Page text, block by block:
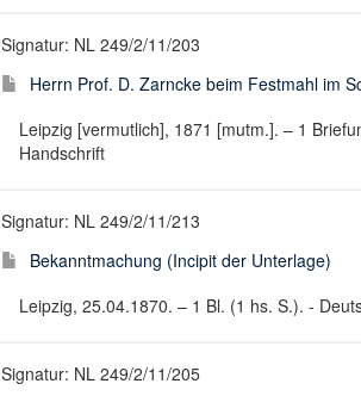
Signatur: NL 249/2/11/203
Herrn Prof. D. Zarncke beim Festmahl im
Leipzig [vermutlich], 1871 [mutm.]. – 1
Handschrift
Signatur: NL 249/2/11/213
Bekanntmachung (Incipit der Unterlage)
Leipzig, 25.04.1870. – 1 Bl. (1 hs. S.). -
Signatur: NL 249/2/11/205